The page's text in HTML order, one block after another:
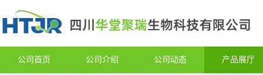
公司首页 公司介绍 公司动态 产品展厅